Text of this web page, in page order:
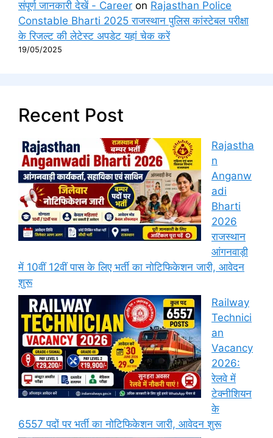
संपूर्ण जानकारी देखें - Career on Rajasthan Police
Constable Bharti 2025 राजस्थान पुलिस कांस्टेबल परीक्षा
के रिजल्ट की लेटेस्ट अपडेट यहां चेक करें
19/05/2025
Recent Post
Rajastha
n
Anganw
adi
Bharti
2026
राजस्थान
आंगनवाड़ी
में 10वीं 12वीं पास के लिए भर्ती का नोटिफिकेशन जारी, आवेदन
शुरू
Railway
Technici
an
Vacancy
2026:
रेलवे में
टेक्नीशियन
के
6557 पदों पर भर्ती का नोटिफिकेशन जारी, आवेदन शुरू